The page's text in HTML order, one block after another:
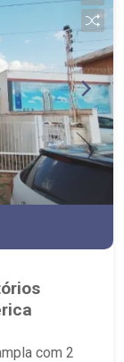
com 2